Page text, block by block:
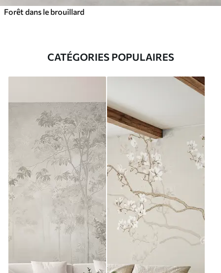
Forêt dans le brouillard
CATÉGORIES POPULAIRES